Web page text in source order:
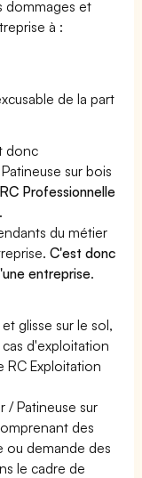
dommages et
à :
de la part
donc
sur bois
Professionnelle
.
du métier
C'est donc
entreprise.
glisse sur le sol,
d'exploitation
RC Exploitation
/ Patineuse sur
des
ou demande des
le cadre de